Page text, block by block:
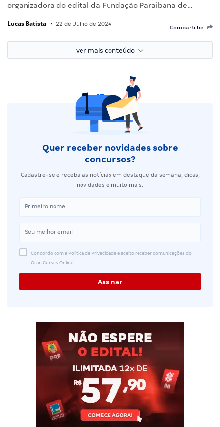
organizadora do edital da Fundação Paraibana de…
Lucas Batista • 22 de Julho de 2024
Compartilhe
ver mais conteúdo
Quer receber novidades sobre
concursos?
Cadastre-se e receba as notícias em destaque da semana, dicas,
novidades e muito mais.
Concordo com a Política de Privacidade e aceito receber comunicações do
Gran Cursos Online.